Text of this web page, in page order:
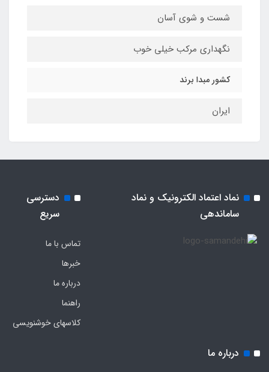
شست و شوی آسان
نگهداری مرکب خیلی خوب
کشور مبدا برند
ایران
نماد اعتماد الکترونیک و نماد
ساماندهی
دسترسی
سریع
تماس با ما
خبرها
درباره ما
راهنما
کلاسهای خوشنویسی
درباره ما